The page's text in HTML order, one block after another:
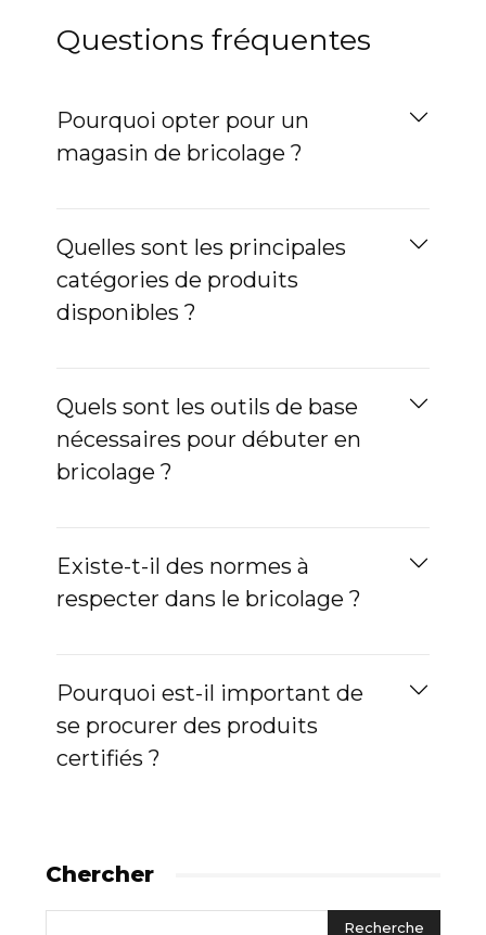
Questions fréquentes
Pourquoi opter pour un
magasin de bricolage ?
Quelles sont les principales
catégories de produits
disponibles ?
Quels sont les outils de base
nécessaires pour débuter en
bricolage ?
Existe-t-il des normes à
respecter dans le bricolage ?
Pourquoi est-il important de
se procurer des produits
certifiés ?
Chercher